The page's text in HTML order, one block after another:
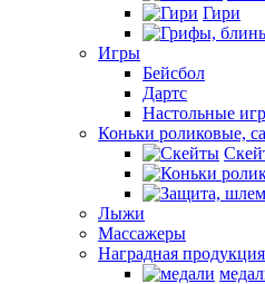
Гири
Игры
Бейсбол
Дартс
Настольные
Коньки роликовые,
Лыжи
Массажеры
Наградная продукция